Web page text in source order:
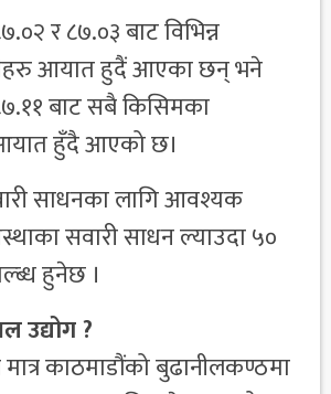
र ८७.०३ बाट विभिन्न
आयात हुदैं आएका छन् भने
बाट सबै किसिमका
हुँदै आएको छ।
साधनका लागि आवश्यक
सवारी साधन ल्याउदा ५०
हुनेछ ।
उद्योग ?
काठमाडौंको बुढानीलकण्ठमा